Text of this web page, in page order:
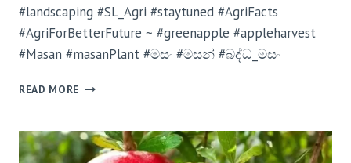
#landscaping #SL_Agri #staytuned #AgriFacts
#AgriForBetterFuture ~ #greenapple #appleharvest
#Masan #masanPlant #මසං #මසන් #බද්ධ_මසං
READ MORE